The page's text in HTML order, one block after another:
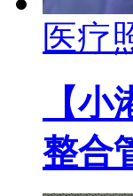
医疗
【
整合